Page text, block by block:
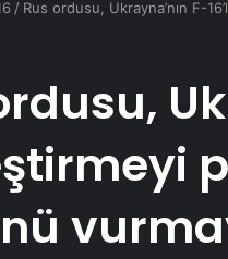
/ Rus ordusu, Ukrayna’nın F-